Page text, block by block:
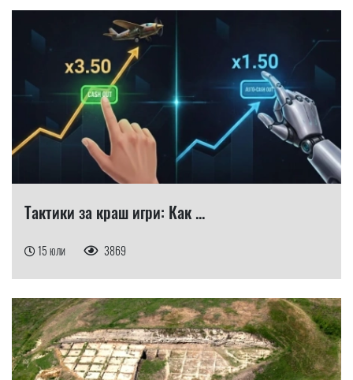
Тактики за краш игри: Как ...
15 юли 3869